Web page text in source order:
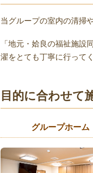
当グループの室内の清掃
「地元・姶良の福祉施
濯をとても丁寧に行って
目的に合わせて
グループホーム